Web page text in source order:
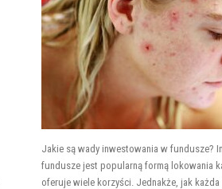
Jakie są wady inwestowania w fundusze?
fundusze jest popularną formą lokowania
oferuje wiele korzyści. Jednakże, jak każda